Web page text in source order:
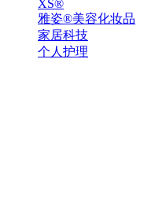
XS®
雅姿®美容化妆品
家居科技
个人护理